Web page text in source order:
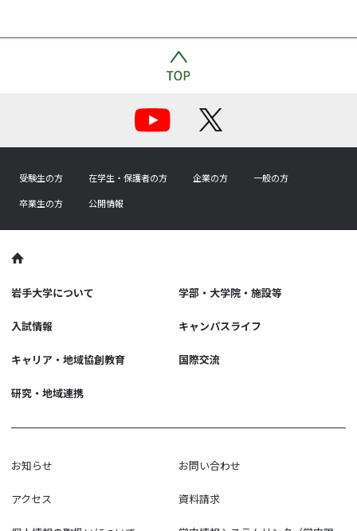
受験生の方 在学生・保護者の方 企業の方
一般の方
卒業生の方
公開情報
岩手大学について 学部・大学院・施設等
入試情報 キャンパスライフ
キャリア・地域協創教育 国際交流
研究・地域連携
お知らせ お問い合わせ
アクセス 資料請求